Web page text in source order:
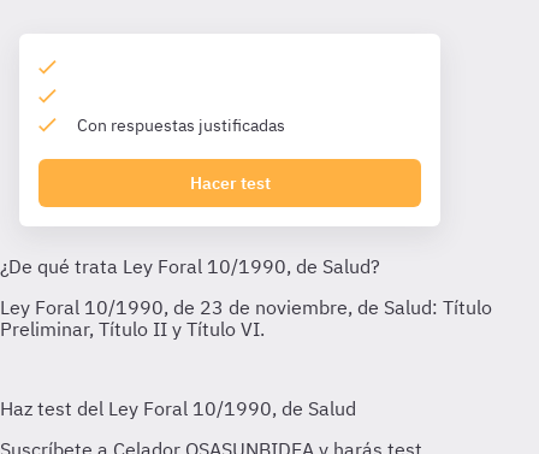
Con respuestas justificadas
Hacer test